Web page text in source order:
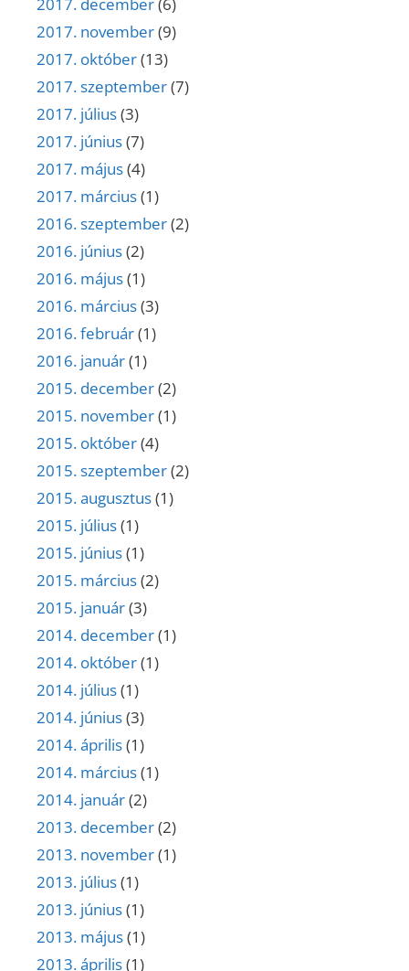
2017. november(9)
2017. október(13)
2017. szeptember(7)
2017. július(3)
2017. június(7)
2017. május(4)
2017. március(1)
2016. szeptember(2)
2016. június(2)
2016. május(1)
2016. március(3)
2016. február(1)
2016. január(1)
2015. december(2)
2015. november(1)
2015. október(4)
2015. szeptember(2)
2015. augusztus(1)
2015. július(1)
2015. június(1)
2015. március(2)
2015. január(3)
2014. december(1)
2014. október(1)
2014. július(1)
2014. június(3)
2014. április(1)
2014. március(1)
2014. január(2)
2013. december(2)
2013. november(1)
2013. július(1)
2013. június(1)
2013. május(1)
2013. április(1)